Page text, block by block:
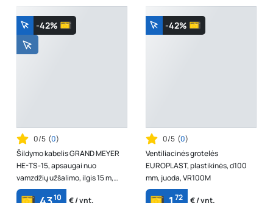
-42%
0/5 (0)
Šildymo kabelis GRAND MEYER
HE-TS-15, apsaugai nuo
vamzdžių užšalimo, ilgis 15 m,
galia 16 W/m, įtampa 230 V, galia
10 € / vnt.
-42%
0/5 (0)
Ventiliacinės grotelės
EUROPLAST, plastikinės, d100
mm, juoda, VR100M
72 € / vnt.